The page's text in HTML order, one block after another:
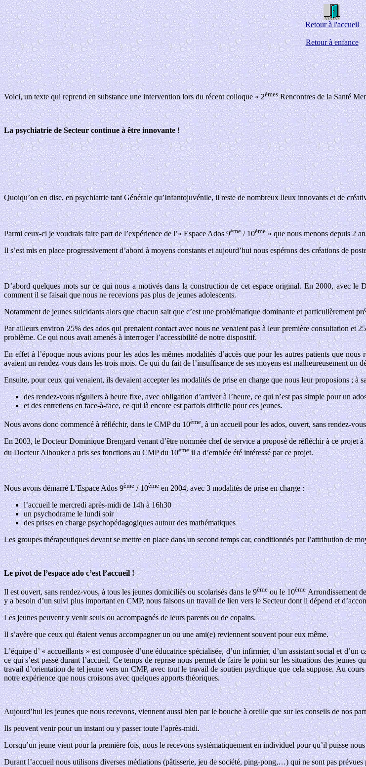
Retour à l'accueil
Retour à enfance
Voici, un texte qui reprend en substance une intervention lors du récent colloque « 2èmesRencontres dela Santé
La psychiatrie de Secteur continue à être innovante!
Quoiqu’on en dise, en psychiatrie tant Générale qu’Infantojuvénile, il reste de nombreux lieux innovants et de
Parmi ceux-ci je voudrais faire part de l’expérience de l’« Espace Ados 9ème/ 10ème» que nous menons depuis 2
Il s’est mis en place progressivement d’abord à moyens constants et aujourd’hui nous espérons des créations de
D’abord quelques mots sur ce qui nous a motivés dans la construction de cet espace original. En 2000, avec
comment il se faisait que nous ne recevions pas plus de jeunes adolescents.
Notamment de jeunes suicidants alors que chacun sait que c’est une problématique dominante et particulièrement
Par ailleurs environ 25% des ados qui prenaient contact avec nous ne venaient pas à leur première consultation et
problème. Ce qui nous avait amenés à interroger l’accessibilité de notre dispositif.
En effet à l’époque nous avions pour les ados les mêmes modalités d’accès que pour les autres patients que
avaient un rendez-vous dans les trois mois. Ce qui du fait de l’insuffisance de ses moyens est malheureusement un
Ensuite, pour ceux qui venaient, ils devaient accepter les modalités de prise en charge que nous leur proposions ; à
des rendez-vous réguliers à heure fixe, avec obligation d’arriver à l’heure, ce qui n’est pas simple pour un
et des entretiens en face-à-face, ce qui là encore est parfois difficile pour ces jeunes.
Nous avons donc commencé à réfléchir, dans le CMP du 10ème, à un accueil pour les ados, ouvert, sans rendez-
En 2003, le Docteur Dominique Brengard venant d’être nommée chef de service a proposé de réfléchir à ce projet
du Docteur Albouker a pris ses fonctions au CMP du 10èmeil a d’emblée été intéressé par ce projet.
Nous avons démarré L’Espace Ados 9ème / 10èmeen 2004, avec 3 modalités de prise en charge :
l’accueil le mercredi après-midi de 14h à 16h30
un psychodrame le lundi soir
des prises en charge psychopédagogiques autour des mathématiques
Les groupes thérapeutiques devant se mettre en place dans un second temps car, conditionnés par l’attribution de
Le pivot de l’espace ado c’est l’accueil !
Il est ouvert, sans rendez-vous, à tous les jeunes domiciliés ou scolarisés dans le 9èmeou le 10èmeArrondissement
y a besoin d’un suivi plus important en CMP, nous faisons un travail de lien vers le Secteur dont il dépend et
Les jeunes peuvent y venir seuls ou accompagnés de leurs parents ou de copains.
Il s’avère que ceux qui étaient venus accompagner un ou une ami(e) reviennent souvent pour eux même.
L’équipe d’ « accueillants » est composée d’une éducatrice spécialisée, d’un infirmier, d’un assistant social et
ce qui s’est passé durant l’accueil. Ce temps de reprise nous permet de faire le point sur les situations des jeunes
travail d’orientation de tel jeune vers un CMP, avec tout le travail de soutien psychique que cela suppose. Au
notre expérience que nous croisons avec quelques apports théoriques.
Aujourd’hui les jeunes que nous recevons, viennent aussi bien par le bouche à oreille que sur les conseils de nos
Ils peuvent venir pour un instant ou y passer toute l’après-midi.
Lorsqu’un jeune vient pour la première fois, nous le recevons systématiquement en individuel pour qu’il puisse
Durant l’accueil nous utilisons diverses médiations (pâtisserie, jeu de société, ping-pong,…) qui ne sont pas